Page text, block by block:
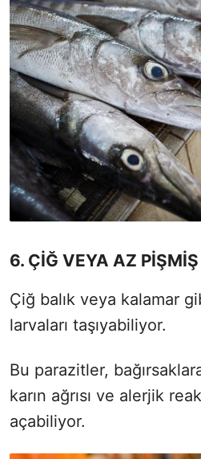
6. ÇİĞ VEYA AZ
Çiğ balık veya kalamar
larvaları taşıyabiliyor.
Bu parazitler,
karın ağrısı ve alerjik
açabiliyor.